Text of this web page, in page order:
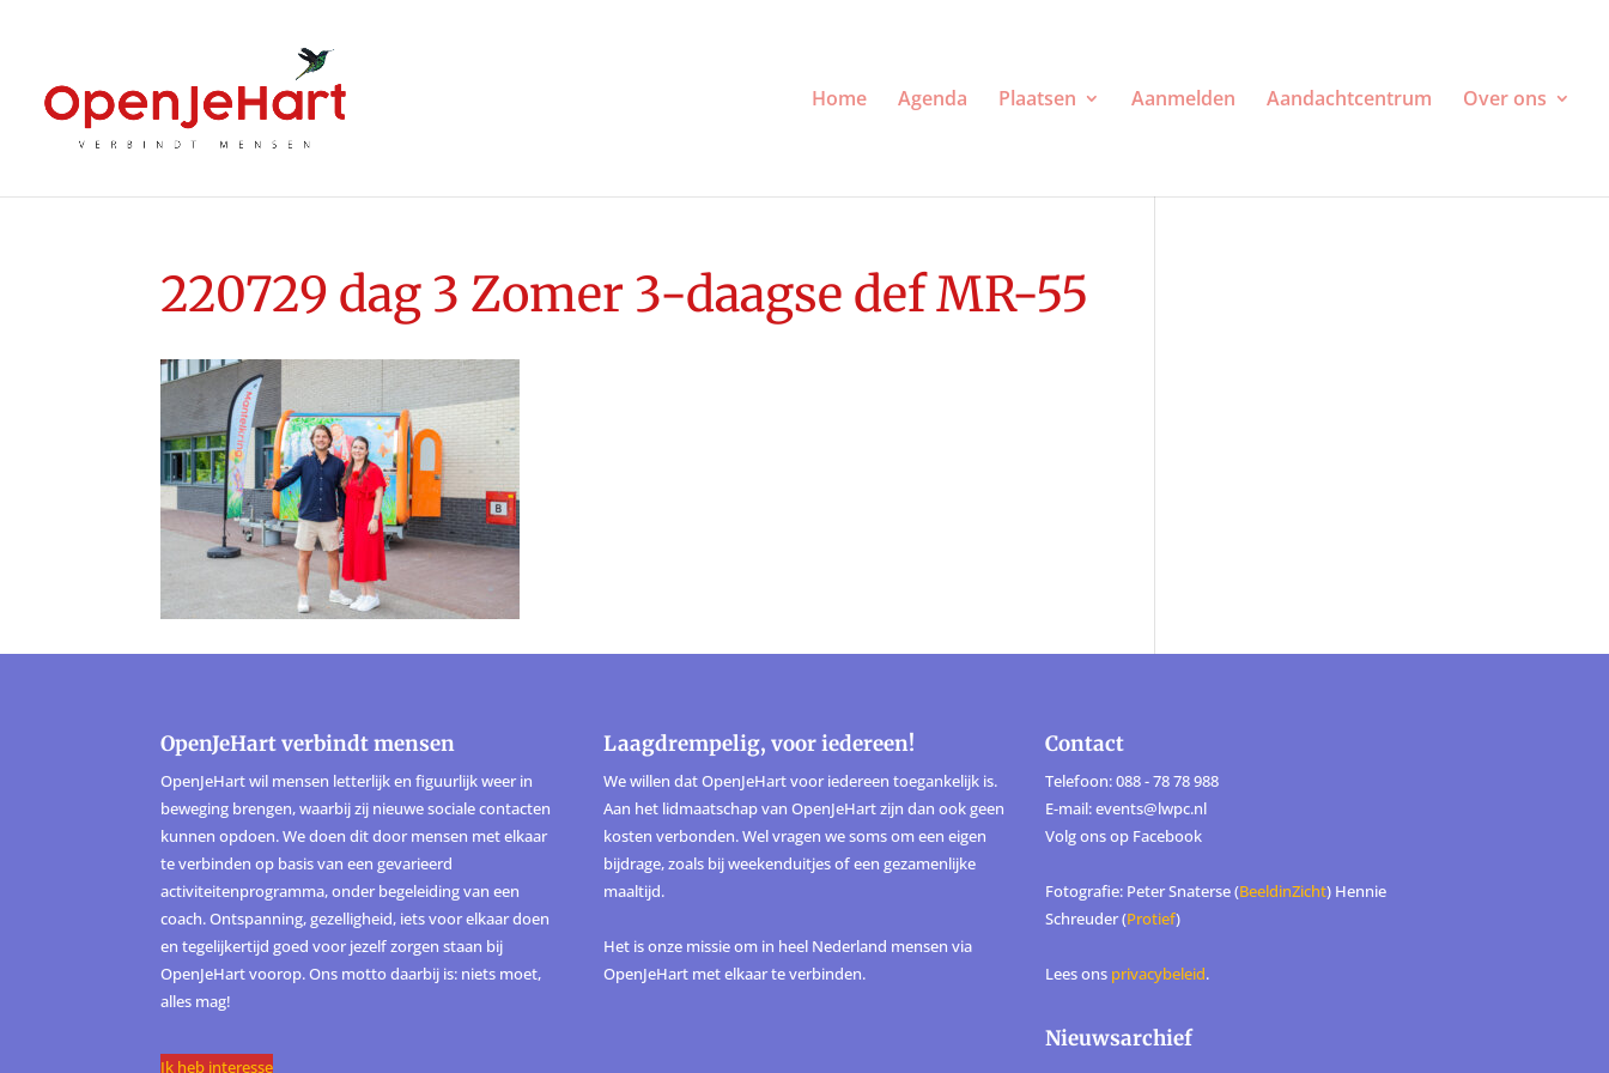
Home Agenda Plaatsen Aanmelden Aandachtcentrum Over ons
220729 dag 3 Zomer 3-daagse def MR-55
OpenJeHart verbindt mensen
OpenJeHart wil mensen letterlijk en figuurlijk weer in
beweging brengen, waarbij zij nieuwe sociale contacten
kunnen opdoen. We doen dit door mensen met elkaar
te verbinden op basis van een gevarieerd
activiteitenprogramma, onder begeleiding van een
coach. Ontspanning, gezelligheid, iets voor elkaar doen
en tegelijkertijd goed voor jezelf zorgen staan bij
OpenJeHart voorop. Ons motto daarbij is: niets moet,
alles mag!
Ik heb interesse
Laagdrempelig, voor iedereen!
We willen dat OpenJeHart voor iedereen toegankelijk is.
Aan het lidmaatschap van OpenJeHart zijn dan ook geen
kosten verbonden. Wel vragen we soms om een eigen
bijdrage, zoals bij weekenduitjes of een gezamenlijke
maaltijd.
Het is onze missie om in heel Nederland mensen via
OpenJeHart met elkaar te verbinden.
Contact
Telefoon: 088 - 78 78 988
E-mail: events@lwpc.nl
Volg ons op Facebook
Fotografie: Peter Snaterse (BeeldinZicht) Hennie
Schreuder (Protief)
Lees ons privacybeleid.
Nieuwsarchief